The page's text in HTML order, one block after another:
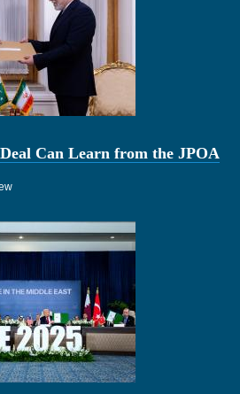
Can Learn from the JPOA